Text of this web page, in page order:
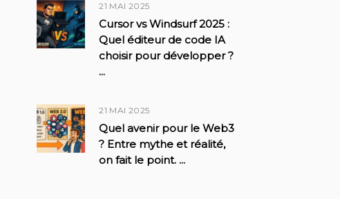
21 MAI 2025
Cursor vs Windsurf 2025 :
Quel éditeur de code IA
choisir pour développer ?
...
21 MAI 2025
Quel avenir pour le Web3
? Entre mythe et réalité,
on fait le point. ...